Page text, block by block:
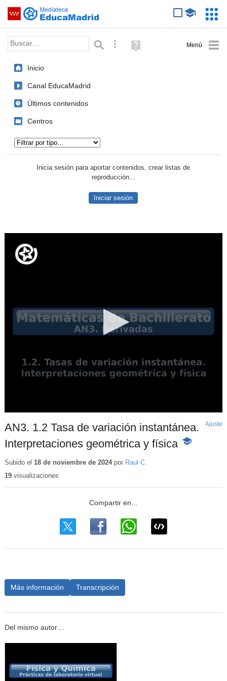
Saltar navegación
Palabra o frase: Búsqueda avanzada
Ayuda
(en
Inicio
Canal EducaMadrid
Últimos contenidos
Centros
Inicia sesión para aportar contenidos, crear listas de
reproducción...
Iniciar sesión
AN3. 1.2 Tasa de variación instantánea.
Interpretaciones geométrica y física -
Ajuste
Subido el 18 de noviembre de 2024por Raul C.
19visualizaciones
Más información Transcripción
Del mismo autor…